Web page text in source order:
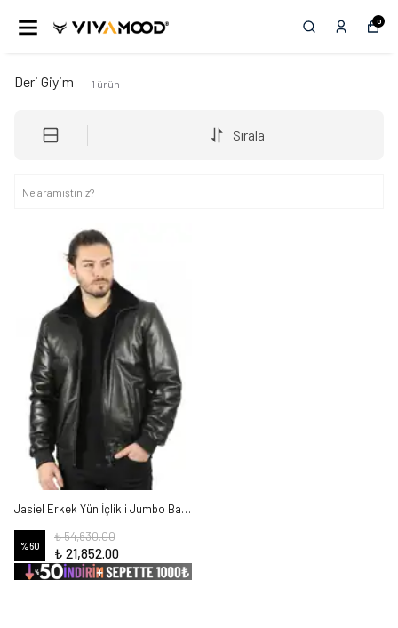
0
Deri Giyim 1 ürün
Sırala
Jasiel Erkek Yün İçlikli Jumbo Baskılı Kuzu Deri Mont
%60
₺ 54,630.00
₺ 21,852.00